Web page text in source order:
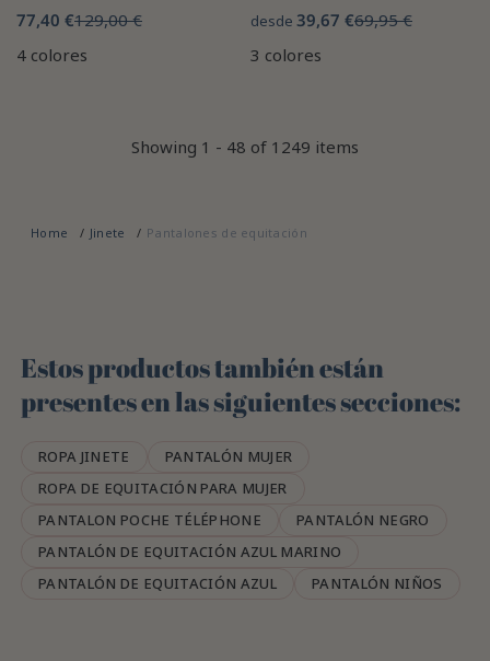
77,40 €129,00 €
4 colores
desde 39,67 €69,95 €
3 colores
Showing 1 - 48 of 1249 items
Home Jinete Pantalones de equitación
Estos productos también están
presentes en las siguientes secciones:
ROPA JINETE
PANTALÓN MUJER
ROPA DE EQUITACIÓN PARA MUJER
PANTALON POCHE TÉLÉPHONE
PANTALÓN NEGRO
PANTALÓN DE EQUITACIÓN AZUL MARINO
PANTALÓN DE EQUITACIÓN AZUL
PANTALÓN NIÑOS